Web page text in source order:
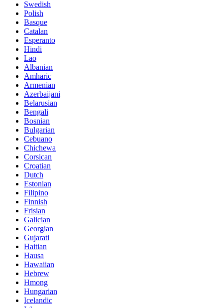
Swedish
Polish
Basque
Catalan
Esperanto
Hindi
Lao
Albanian
Amharic
Armenian
Azerbaijani
Belarusian
Bengali
Bosnian
Bulgarian
Cebuano
Chichewa
Corsican
Croatian
Dutch
Estonian
Filipino
Finnish
Frisian
Galician
Georgian
Gujarati
Haitian
Hausa
Hawaiian
Hebrew
Hmong
Hungarian
Icelandic